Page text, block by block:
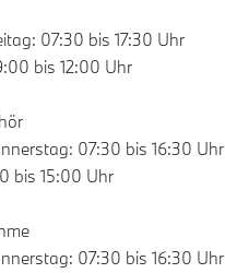
07:30 bis 17:30 Uhr
bis 12:00 Uhr
07:30 bis 16:30 Uhr
bis 15:00 Uhr
07:30 bis 16:30 Uhr